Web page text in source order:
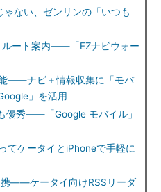
ない、ゼンリンの「いつも
ート案内――「EZナビウォー
――ナビ＋情報収集に「モバ
」を活用
優秀――「Google モバイル」
てケータイとiPhoneで手軽に
――ケータイ向けRSSリーダ